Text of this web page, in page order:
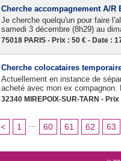
Cherche accompagnement A/R
Je cherche quelqu'un pour faire
samedi 3 décembre (8h29) au
75018 PARIS - Prix : 50 € - Date :
Cherche colocataires
Actuellement en instance de
acheté avec mon ex
32340 MIREPOIX-SUR-TARN -
< 1 60 61 62 63